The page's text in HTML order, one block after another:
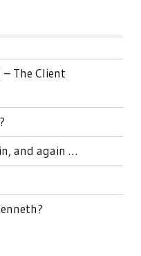
– The Client
and again …